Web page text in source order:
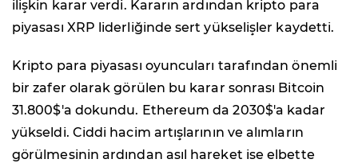
ilişkin karar verdi. Kararın ardından kripto para
piyasası XRP liderliğinde sert yükselişler kaydetti.
Kripto para piyasası oyuncuları tarafından önemli
bir zafer olarak görülen bu karar sonrası Bitcoin
31.800$'a dokundu. Ethereum da 2030$'a kadar
yükseldi. Ciddi hacim artışlarının ve alımların
görülmesinin ardından asıl hareket ise elbette